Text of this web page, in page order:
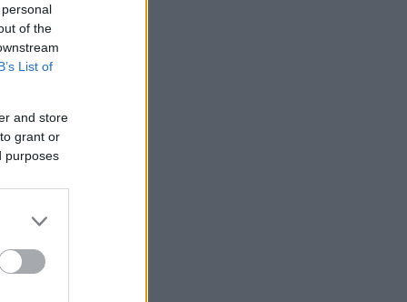
of the
List of
and store
grant or
purposes